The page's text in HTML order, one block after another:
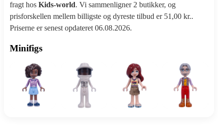
fragt hos Kids-world. Vi sammenligner 2 butikker, og
prisforskellen mellem billigste og dyreste tilbud er 51,00 kr..
Priserne er senest opdateret 06.08.2026.
Minifigs